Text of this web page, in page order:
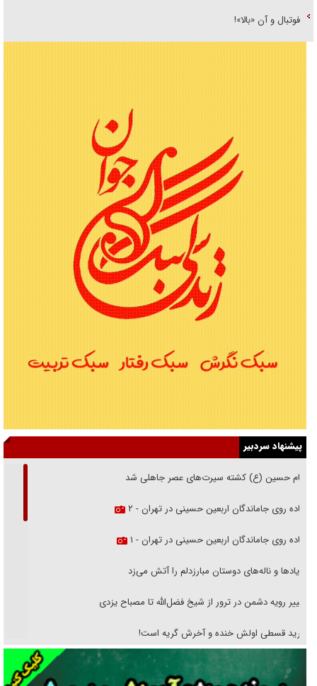
فوتبال و آن «بالا»!
پیشنهاد سردبیر
امام حسین (ع) کشته سیرت‌های عصر جاهلی شد
پیاده روی جاماندگان اربعین حسینی در تهران - ۲
پیاده روی جاماندگان اربعین حسینی در تهران - ۱
فریاد‌ها و ناله‌های دوستان مبارزدلم را آتش می‌زد
تغییر رویه دشمن در ترور از شیخ فضل‌الله تا مصباح یزدی
خرید قسطی اولش خنده و آخرش گریه است!
فوتبال و آن «بالا»!